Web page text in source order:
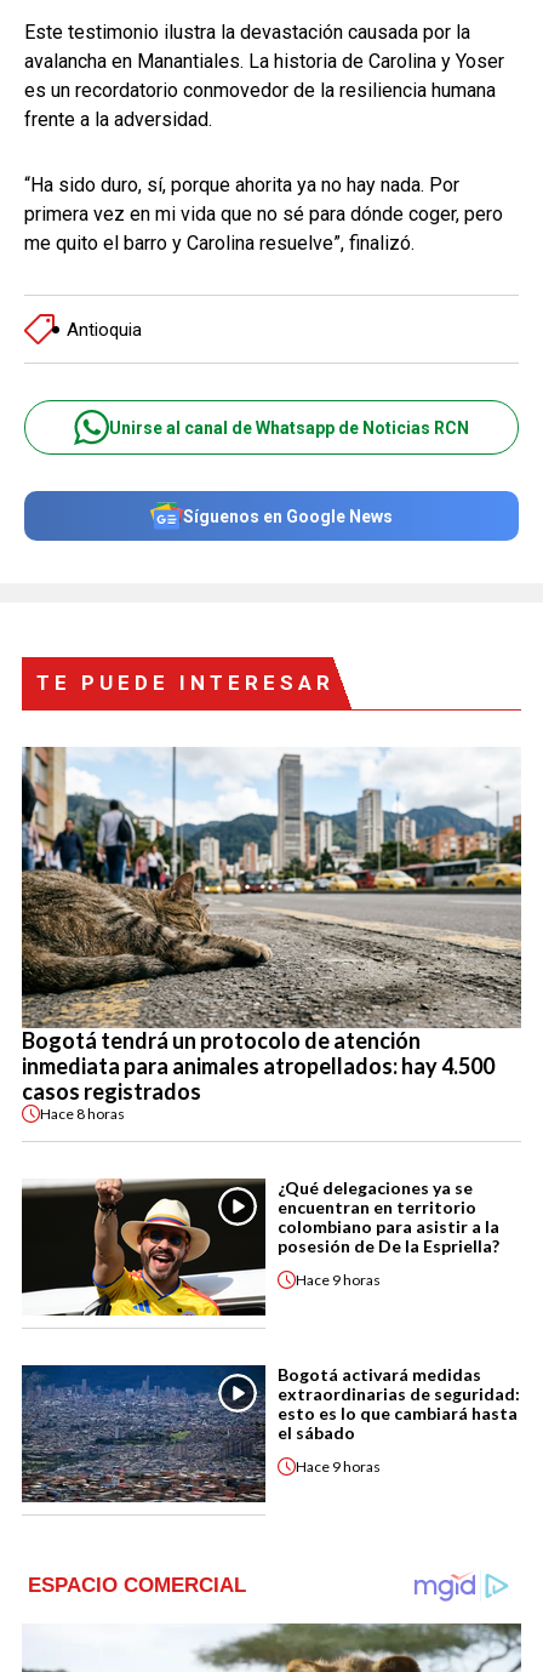
Este testimonio ilustra la devastación causada por la
avalancha en Manantiales. La historia de Carolina y Yoser
es un recordatorio conmovedor de la resiliencia humana
frente a la adversidad.
“Ha sido duro, sí, porque ahorita ya no hay nada. Por
primera vez en mi vida que no sé para dónde coger, pero
me quito el barro y Carolina resuelve”, finalizó.
Antioquia
Unirse al canal de Whatsapp de Noticias RCN
Síguenos en Google News
TE PUEDE INTERESAR
Bogotá tendrá un protocolo de atención
inmediata para animales atropellados: hay 4.500
casos registrados
Hace8 horas
¿Qué delegaciones ya se
encuentran en territorio
colombiano para asistir a la
posesión de De la Espriella?
Hace 9 horas
Bogotá activará medidas
extraordinarias de seguridad:
esto es lo que cambiará hasta
el sábado
Hace 9 horas